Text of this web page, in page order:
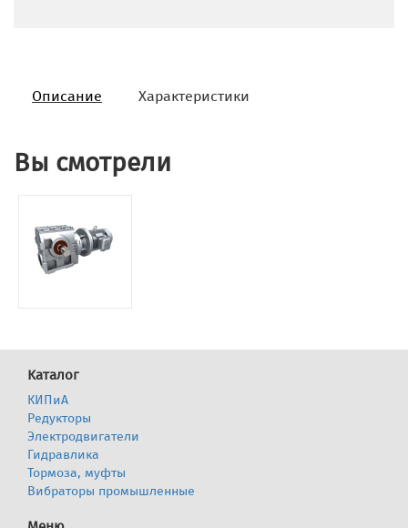
Описание Характеристики
Вы смотрели
Каталог
КИПиА
Редукторы
Электродвигатели
Гидравлика
Тормоза, муфты
Вибраторы промышленные